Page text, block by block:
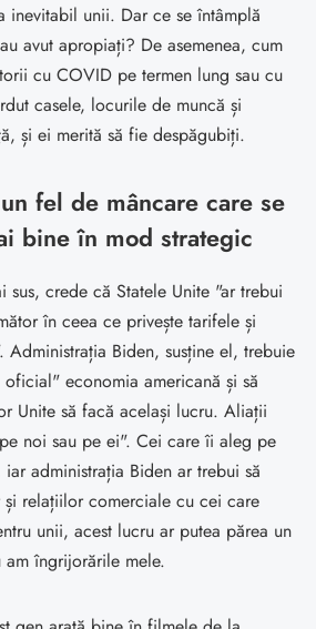
inevitabil unii. Dar ce se întâmplă
avut apropiați? De asemenea, cum
cu COVID pe termen lung sau cu
casele, locurile de muncă și
și ei merită să fie despăgubiți.
fel de mâncare care se
bine în mod strategic
sus, crede că Statele Unite "ar trebui
în ceea ce privește tarifele și
Biden, susține el, trebuie
economia americană și să
Unite să facă același lucru. Aliații
noi sau pe ei". Cei care îi aleg pe
administrația Biden ar trebui să
relațiilor comerciale cu cei care
unii, acest lucru ar putea părea un
îngrijorările mele.